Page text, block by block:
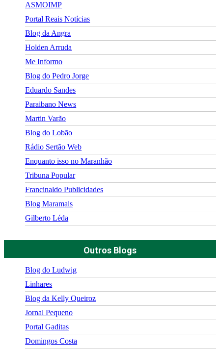
ASMOIMP
Portal Reais Notí­cias
Blog da Angra
Holden Arruda
Me Informo
Blog do Pedro Jorge
Eduardo Sandes
Paraibano News
Martin Varão
Blog do Lobão
Rádio Sertão Web
Enquanto isso no Maranhão
Tribuna Popular
Francinaldo Publicidades
Blog Maramais
Gilberto Léda
Outros Blogs
Blog do Ludwig
Linhares
Blog da Kelly Queiroz
Jornal Pequeno
Portal Gaditas
Domingos Costa